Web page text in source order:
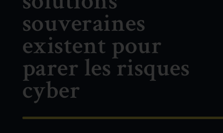
souveraines
existent pour
parer les risques
cyber